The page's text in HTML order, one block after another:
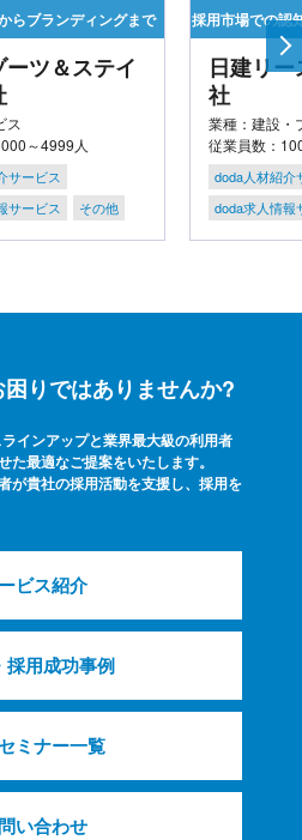
らブランディングまで
ツ＆ステイ
ス
～4999人
サービス
サービス
その他
採用市場での認
日建リ
社
業種：建設・
従業員数：
doda人材紹介
doda求人情報
りではありませんか?
インアップと業界最大級の利用者
た最適なご提案をいたします。
が貴社の採用活動を支援し、採用を
ビス紹介
採用成功事例
ミナー一覧
い合わせ